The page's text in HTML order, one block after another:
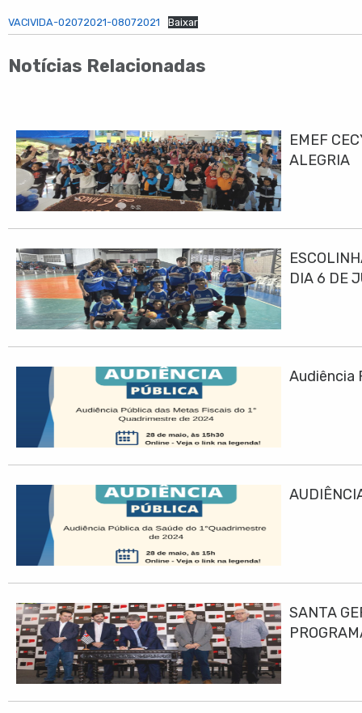
VACIVIDA-02072021-08072021 Baixar
Notícias Relacionadas
EMEF
ALEGRIA
DIA 6 DE
Audiência
SANTA